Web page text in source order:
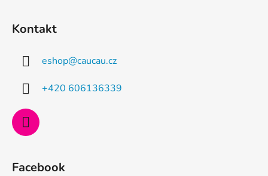
Kontakt
eshop@caucau.cz
+420 606136339
Facebook